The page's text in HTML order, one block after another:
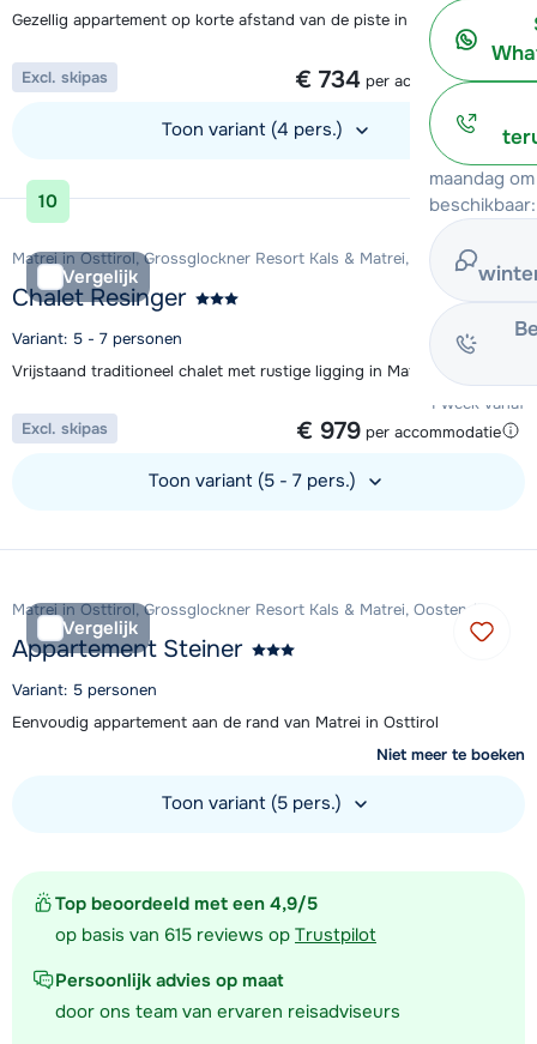
maandag
beschikbaar:
Top beoordeeld met een 4,9/5
op basis van 615 reviews op Trustpilot
Persoonlijk advies op maat
door ons team van ervaren reisadviseurs
Gezellig appartement op korte afstand van de piste in Matrei
1 week vanaf
€ 734 per accommodatie
Excl. skipas
Toon variant (4 pers.)
Bekijk accommodatie
10
Vergelijk
Matrei in Osttirol, Grossglockner Resort Kals & Matrei, Oostenrijk
Chalet Resinger
Variant: 5 - 7 personen
Vrijstaand traditioneel chalet met rustige ligging in Matrei
1 week vanaf
€ 979 per accommodatie
Excl. skipas
Toon variant (5 - 7 pers.)
Vergelijk
Matrei in Osttirol, Grossglockner Resort Kals & Matrei, Oostenrijk
Appartement Steiner
Variant: 5 personen
Eenvoudig appartement aan de rand van Matrei in Osttirol
Niet meer te boeken
Toon variant (5 pers.)